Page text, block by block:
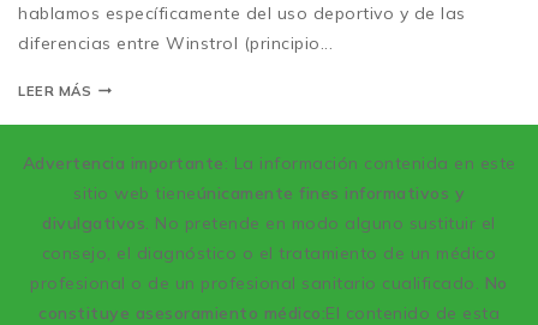
hablamos específicamente del uso deportivo y de las
diferencias entre Winstrol (principio...
LEER MÁS
Advertencia importante: La información contenida en este
sitio web tieneúnicamente fines informativos y
divulgativos. No pretende en modo alguno sustituir el
consejo, el diagnóstico o el tratamiento de un médico
profesional o de un profesional sanitario cualificado. No
constituye asesoramiento médico:El contenido de esta